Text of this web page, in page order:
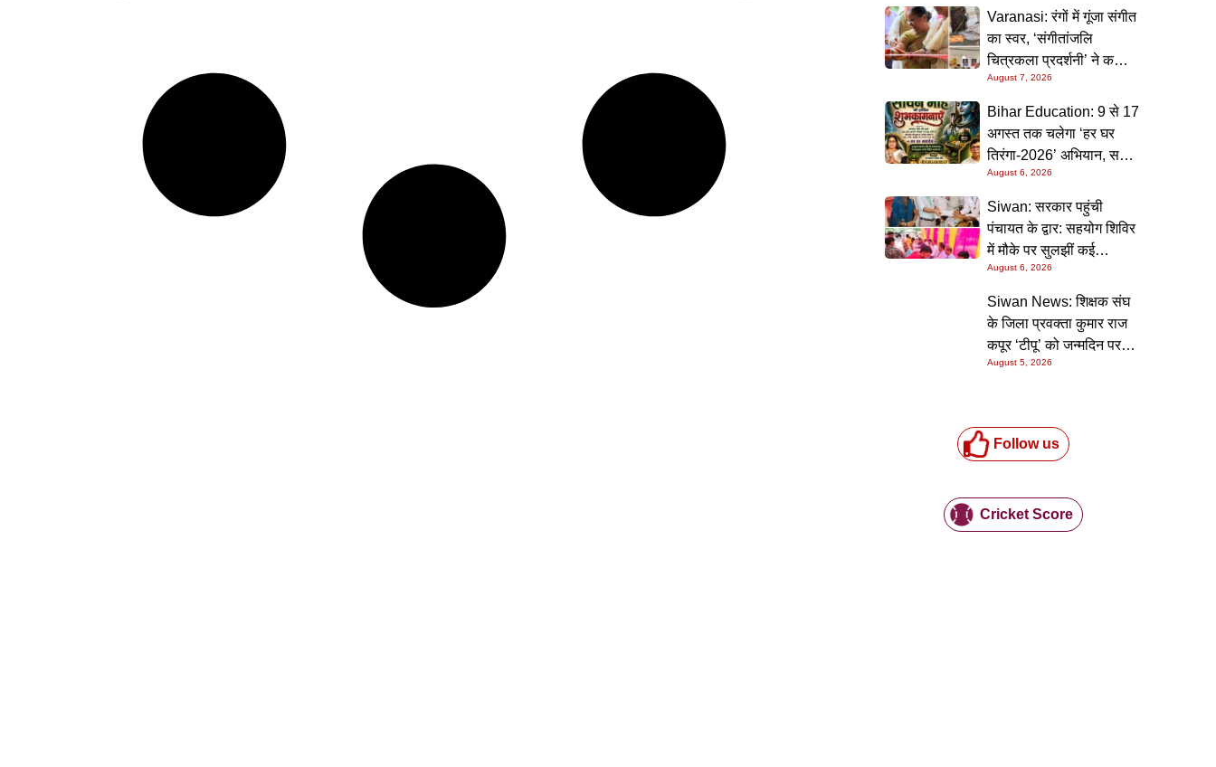
Varanasi: रंगों में गूंजा संगीत
का स्वर, ‘संगीतांजलि
चित्रकला प्रदर्शनी’ ने कला
प्रेमियों को किया मंत्रमुग्ध
August 7, 2026
Bihar Education: 9 से 17
अगस्त तक चलेगा ‘हर घर
तिरंगा-2026’ अभियान, सभी
स्कूलों को दिए गए विस्तृत
निर्देश
August 6, 2026
Siwan: सरकार पहुंची
पंचायत के द्वार: सहयोग शिविर
में मौके पर सुलझीं कई
समस्याएं, 30 दिन में समाधान
की गारंटी
August 6, 2026
Siwan News: शिक्षक संघ
के जिला प्रवक्ता कुमार राज
कपूर ‘टीपू’ को जन्मदिन पर
मिली शुभकामनाओं की सौगात
August 5, 2026
Follow us
Cricket Score